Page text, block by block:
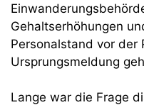
Gehaltserhöhungen
Personalstand vor der
Ursprungsmeldung
Lange war die Frage